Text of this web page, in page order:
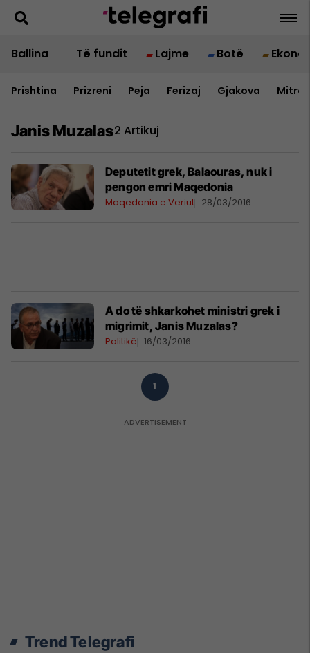
Ballina Të fundit Lajme Botë
Prishtina Prizreni Peja Ferizaj Gjakova
Janis Muzalas2 Artikuj
Deputetit grek, Balaouras, nuk i
pengon emri Maqedonia
Maqedonia e Veriut 28/03/2016
A do të shkarkohet ministri grek i
migrimit, Janis Muzalas?
Politikë 16/03/2016
1
Trend Telegrafi